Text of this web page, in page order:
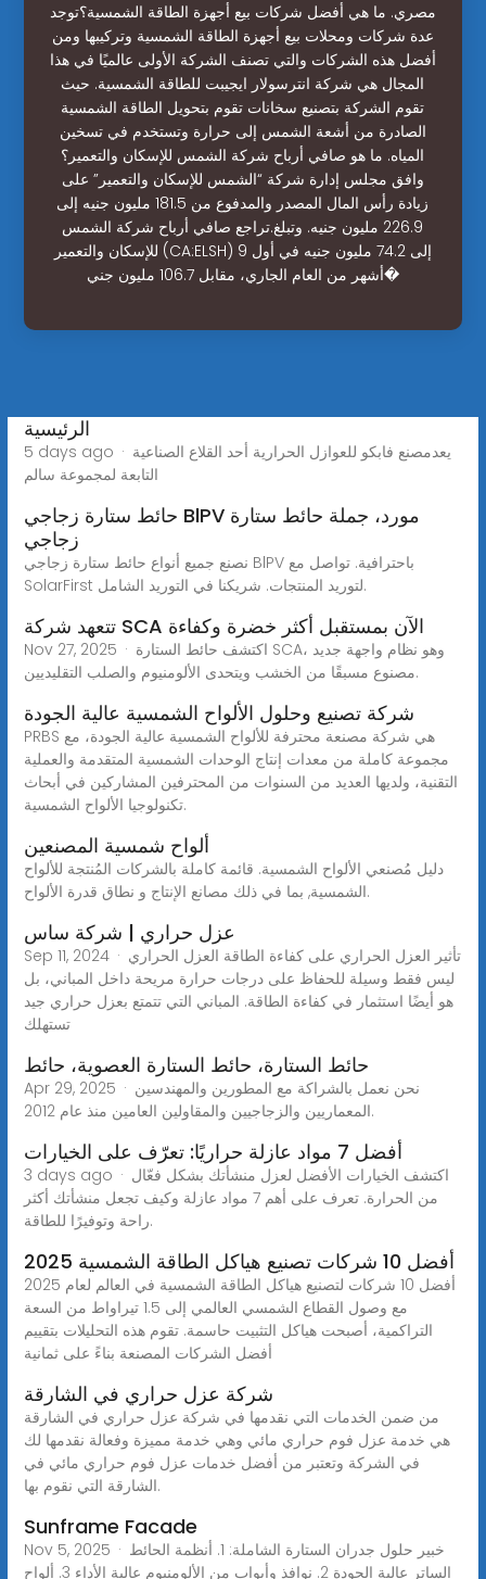
مصري. ما هي أفضل شركات بيع أجهزة الطاقة الشمسية؟توجد
عدة شركات ومحلات بيع أجهزة الطاقة الشمسية وتركيبها ومن
أفضل هذه الشركات والتي تصنف الشركة الأولى عالميًا في هذا
المجال هي شركة انترسولار ايجيبت للطاقة الشمسية. حيث
تقوم الشركة بتصنيع سخانات تقوم بتحويل الطاقة الشمسية
الصادرة من أشعة الشمس إلى حرارة وتستخدم في تسخين
المياه. ما هو صافي أرباح شركة الشمس للإسكان والتعمير؟
وافق مجلس إدارة شركة “الشمس للإسكان والتعمير” على
زيادة رأس المال المصدر والمدفوع من 181.5 مليون جنيه إلى
226.9 مليون جنيه. وتبلغ.تراجع صافي أرباح شركة الشمس
للإسكان والتعمير (CA:ELSH) إلى 74.2 مليون جنيه في أول 9
أشهر من العام الجاري، مقابل 106.7 مليون جني�
الرئيسية
5 days ago · ‫ﻳﻌﺪ‬‫ﻣﺼﻨﻊ‬ ‫ﻓﺎﺑﻜﻮ‬ ‫ﻟﻠﻌﻮازل‬ ‫اﻟﺤﺮارﻳﺔ‬ ‫أﺣﺪ‬ ‫اﻟﻘﻼع‬ ‫اﻟﺼﻨﺎﻋﻴﺔ‬
حائط ستارة زجاجي BlPV مورد، جملة حائط ستارة
زجاجي
نصنع جميع أنواع حائط ستارة زجاجي BlPV باحترافية. تواصل مع
SolarFirst لتوريد المنتجات. شريكنا في التوريد الشامل.
تتعهد شركة SCA الآن بمستقبل أكثر خضرة وكفاءة
Nov 27, 2025 · اكتشف حائط الستارة SCA، وهو نظام واجهة جديد
مصنوع مسبقًا من الخشب ويتحدى الألومنيوم والصلب التقليديين.
شركة تصنيع وحلول الألواح الشمسية عالية الجودة
PRBS هي شركة مصنعة محترفة للألواح الشمسية عالية الجودة، مع
مجموعة كاملة من معدات إنتاج الوحدات الشمسية المتقدمة والعملية
التقنية، ولديها العديد من السنوات من المحترفين المشاركين في أبحاث
تكنولوجيا الألواح الشمسية.
ألواح شمسية المصنعين
دليل مُصنعي الألواح الشمسية. قائمة كاملة بالشركات المُنتجة للألواح
الشمسية, بما في ذلك مصانع الإنتاج و نطاق قدرة الألواح.
عزل حراري | شركة ساس
Sep 11, 2024 · تأثير العزل الحراري على كفاءة الطاقة العزل الحراري
ليس فقط وسيلة للحفاظ على درجات حرارة مريحة داخل المباني، بل
هو أيضًا استثمار في كفاءة الطاقة. المباني التي تتمتع بعزل حراري جيد
تستهلك
حائط الستارة، حائط الستارة العصوية، حائط
Apr 29, 2025 · نحن نعمل بالشراكة مع المطورين والمهندسين
المعماريين والزجاجيين والمقاولين العامين منذ عام 2012.
أفضل 7 مواد عازلة حراريًا: تعرّف على الخيارات
3 days ago · اكتشف الخيارات الأفضل لعزل منشأتك بشكل فعّال
من الحرارة. تعرف على أهم 7 مواد عازلة وكيف تجعل منشأتك أكثر
راحة وتوفيرًا للطاقة.
أفضل 10 شركات تصنيع هياكل الطاقة الشمسية 2025
أفضل 10 شركات لتصنيع هياكل الطاقة الشمسية في العالم لعام 2025
مع وصول القطاع الشمسي العالمي إلى 1.5 تيراواط من السعة
التراكمية، أصبحت هياكل التثبيت حاسمة. تقوم هذه التحليلات بتقييم
أفضل الشركات المصنعة بناءً على ثمانية
شركة عزل حراري في الشارقة
من ضمن الخدمات التي نقدمها في شركة عزل حراري في الشارقة
هي خدمة عزل فوم حراري مائي وهي خدمة مميزة وفعالة نقدمها لك
في الشركة وتعتبر من أفضل خدمات عزل فوم حراري مائي في
الشارقة التي نقوم بها.
Sunframe Facade
Nov 5, 2025 · خبير حلول جدران الستارة الشاملة: 1. أنظمة الحائط
الساتر عالية الجودة 2. نوافذ وأبواب من الألومنيوم عالية الأداء 3. ألواح